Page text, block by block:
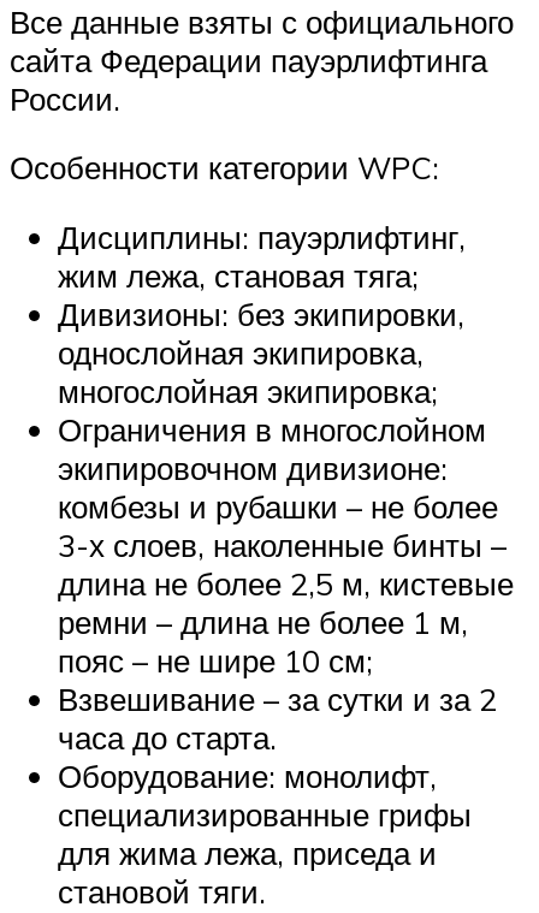
Все данные взяты с официального
сайта Федерации пауэрлифтинга
России.
Особенности категории WPC:
Дисциплины: пауэрлифтинг,
жим лежа, становая тяга;
Дивизионы: без экипировки,
однослойная экипировка,
многослойная экипировка;
Ограничения в многослойном
экипировочном дивизионе:
комбезы и рубашки – не более
3-х слоев, наколенные бинты –
длина не более 2,5 м, кистевые
ремни – длина не более 1 м,
пояс – не шире 10 см;
Взвешивание – за сутки и за 2
часа до старта.
Оборудование: монолифт,
специализированные грифы
для жима лежа, приседа и
становой тяги.